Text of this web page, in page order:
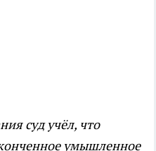
суд учёл, что
умышленное